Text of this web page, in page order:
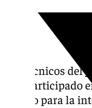
Los técnicos del
han participado
trabajo para la